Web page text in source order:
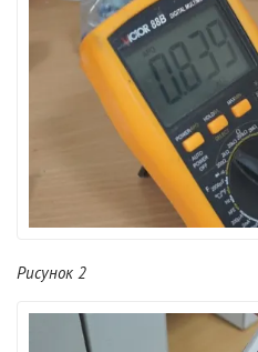
Рисунок 2